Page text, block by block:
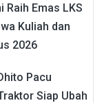
Raih Emas LKS
Kuliah dan
2026
Pacu
Siap Ubah